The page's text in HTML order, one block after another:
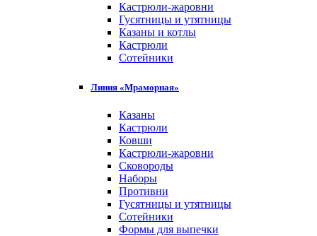
Кастрюли-жаровни
Гусятницы и утятницы
Казаны и котлы
Кастрюли
Сотейники
Линия «Мраморная»
Казаны
Кастрюли
Ковши
Кастрюли-жаровни
Сковороды
Наборы
Противни
Гусятницы и утятницы
Сотейники
Формы для выпечки